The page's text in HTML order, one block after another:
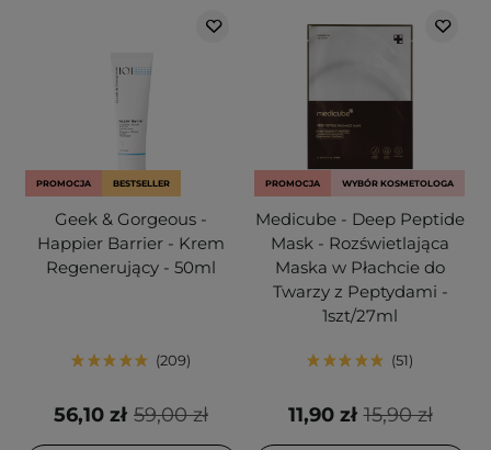
PROMOCJA BESTSELLER
Geek & Gorgeous -
Happier Barrier - Krem
Regenerujący - 50ml
209
59,00 zł
56,10 zł
PROMOCJA WYBÓR KOSMETOLOGA
Medicube - Deep Peptide
Mask - Rozświetlająca
Maska w Płachcie do
Twarzy z Peptydami -
1szt/27ml
51
15,90 zł
11,90 zł